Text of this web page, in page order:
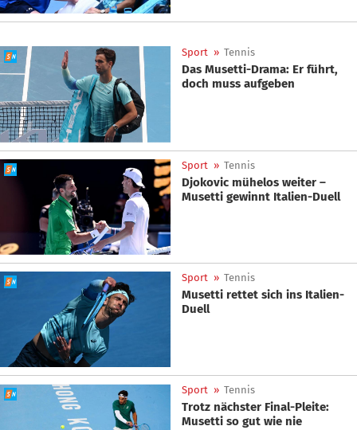
Sport » Tennis
Das Musetti-Drama: Er führt,
doch muss aufgeben
Sport » Tennis
Djokovic mühelos weiter –
Musetti gewinnt Italien-Duell
Sport » Tennis
Musetti rettet sich ins Italien-
Duell
Sport » Tennis
Trotz nächster Final-Pleite:
Musetti so gut wie nie